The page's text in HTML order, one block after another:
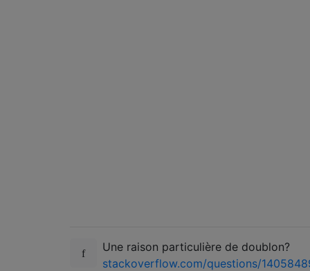
Une raison particulière de doublon?
stackoverflow.com/questions/